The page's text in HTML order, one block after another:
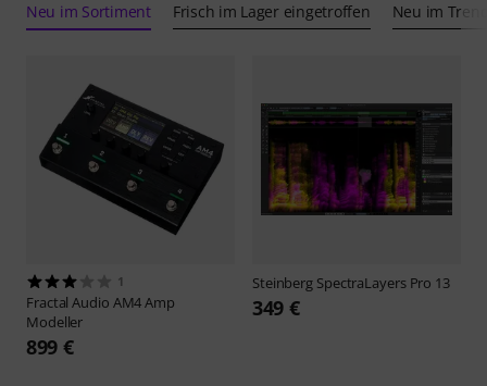
Neu im Sortiment Frisch im Lager eingetroffen Neu im
1
Fractal Audio AM4 Amp
Modeller
899 €
Steinberg SpectraLayers Pro 13
349 €